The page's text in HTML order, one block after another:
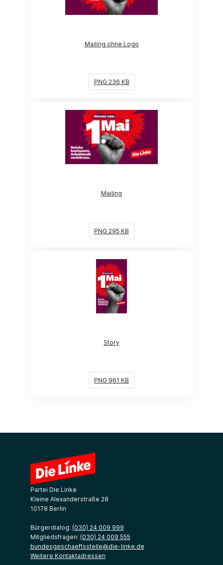
Mailing ohne Logo
PNG 236 KB
Mailing
(Link öffnet ein neues Fenster)
PNG 295 KB
Story
(Link öffnet ein neues Fenster)
PNG 961 KB
Partei Die Linke
Kleine Alexanderstraße 28
10178 Berlin
Bürgerdialog: (030) 24 009 999
Mitgliedsfragen: (030) 24 009 555
bundesgeschaeftsstelle@die-linke.de
Weitere Kontaktadressen